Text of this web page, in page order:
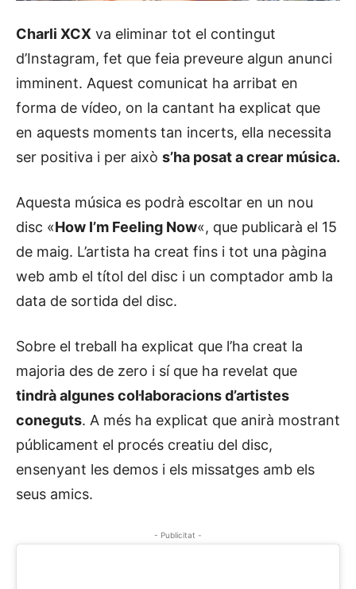
Charli XCX va eliminar tot el contingut
d’Instagram, fet que feia preveure algun anunci
imminent. Aquest comunicat ha arribat en
forma de vídeo, on la cantant ha explicat que
en aquests moments tan incerts, ella necessita
ser positiva i per això s’ha posat a crear música.
Aquesta música es podrà escoltar en un nou
disc «How I’m Feeling Now«, que publicarà el 15
de maig. L’artista ha creat fins i tot una pàgina
web amb el títol del disc i un comptador amb la
data de sortida del disc.
Sobre el treball ha explicat que l’ha creat la
majoria des de zero i sí que ha revelat que
tindrà algunes col·laboracions d’artistes
coneguts. A més ha explicat que anirà mostrant
públicament el procés creatiu del disc,
ensenyant les demos i els missatges amb els
seus amics.
- Publicitat -